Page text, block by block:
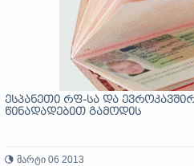
ესპანეთი რფ-სა და
წინადადებით გამოდის
მარტი 06 2013